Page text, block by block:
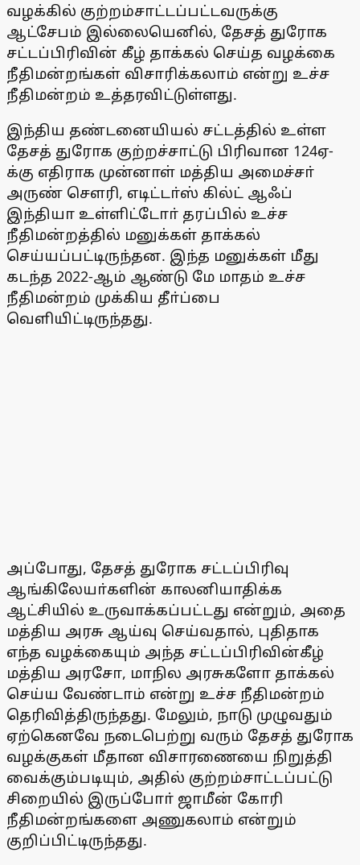
வழக்கில் குற்றம்சாட்டப்பட்டவருக்கு
ஆட்சேபம் இல்லையெனில், தேசத் துரோக
சட்டப்பிரிவின் கீழ் தாக்கல் செய்த வழக்கை
நீதிமன்றங்கள் விசாரிக்கலாம் என்று உச்ச
நீதிமன்றம் உத்தரவிட்டுள்ளது.
இந்திய தண்டனையியல் சட்டத்தில் உள்ள
தேசத் துரோக குற்றச்சாட்டு பிரிவான 124ஏ-
க்கு எதிராக முன்னாள் மத்திய அமைச்சா்
அருண் சௌரி, எடிட்டா்ஸ் கில்ட் ஆஃப்
இந்தியா உள்ளிட்டோா் தரப்பில் உச்ச
நீதிமன்றத்தில் மனுக்கள் தாக்கல்
செய்யப்பட்டிருந்தன. இந்த மனுக்கள் மீது
கடந்த 2022-ஆம் ஆண்டு மே மாதம் உச்ச
நீதிமன்றம் முக்கிய தீா்ப்பை
வெளியிட்டிருந்தது.
அப்போது, தேசத் துரோக சட்டப்பிரிவு
ஆங்கிலேயா்களின் காலனியாதிக்க
ஆட்சியில் உருவாக்கப்பட்டது என்றும், அதை
மத்திய அரசு ஆய்வு செய்வதால், புதிதாக
எந்த வழக்கையும் அந்த சட்டப்பிரிவின்கீழ்
மத்திய அரசோ, மாநில அரசுகளோ தாக்கல்
செய்ய வேண்டாம் என்று உச்ச நீதிமன்றம்
தெரிவித்திருந்தது. மேலும், நாடு முழுவதும்
ஏற்கெனவே நடைபெற்று வரும் தேசத் துரோக
வழக்குகள் மீதான விசாரணையை நிறுத்தி
வைக்கும்படியும், அதில் குற்றம்சாட்டப்பட்டு
சிறையில் இருப்போா் ஜாமீன் கோரி
நீதிமன்றங்களை அணுகலாம் என்றும்
குறிப்பிட்டிருந்தது.